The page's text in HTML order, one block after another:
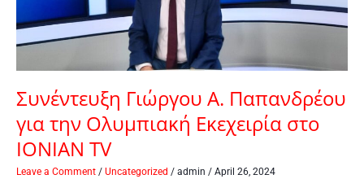
Συνέντευξη Γιώργου Α. Παπανδρέου
για την Ολυμπιακή Εκεχειρία στο
ΙΟΝΙΑΝ TV
Leave a Comment / Uncategorized / admin / April 26, 2024
στο